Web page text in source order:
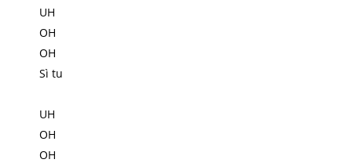
UH
OH
OH
Sì tu
UH
OH
OH